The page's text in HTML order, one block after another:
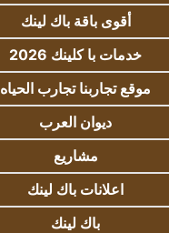
أقوى باقة باك لينك
خدمات با كلينك 2026
موقع تجاربنا تجارب الحياه
ديوان العرب
مشاريع
اعلانات باك لينك
باك لينك